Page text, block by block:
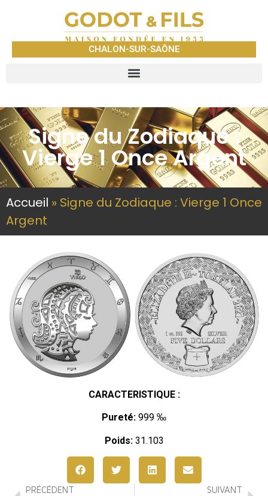
CHALON-SUR-SAÔNE
Signe du Zodiaque :
Vierge 1 Once Argent
Accueil » Signe du Zodiaque : Vierge 1 Once
Argent
CARACTERISTIQUE :
Pureté: 999 ‰
Poids:31.103
PRÉCÉDENT
SUIVANT